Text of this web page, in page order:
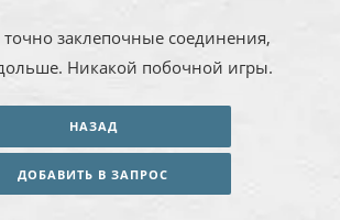
точно заклепочные соединения,
Никакой побочной игры.
НАЗАД
ДОБАВИТЬ В ЗАПРОС